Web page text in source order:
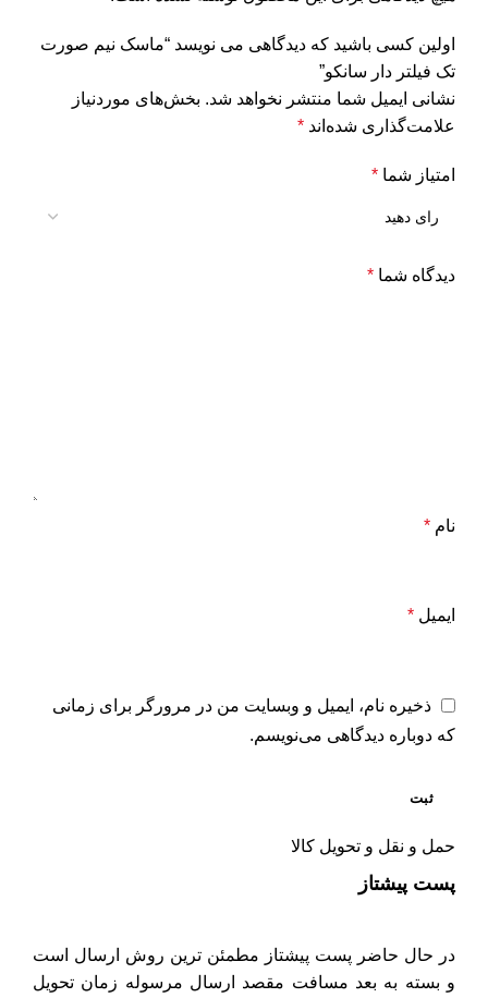
اولین کسی باشید که دیدگاهی می نویسد “ماسک نیم صورت
تک فیلتر دار سانکو”
نشانی ایمیل شما منتشر نخواهد شد. بخش‌های موردنیاز
علامت‌گذاری شده‌اند *
امتیاز شما *
دیدگاه شما *
نام *
ایمیل *
ذخیره نام، ایمیل و وبسایت من در مرورگر برای زمانی
که دوباره دیدگاهی می‌نویسم.
حمل و نقل و تحویل کالا
پست پیشتاز
در حال حاضر پست پیشتاز مطمئن ترین روش ارسال است
و بسته به بعد مسافت مقصد ارسال مرسوله زمان تحویل